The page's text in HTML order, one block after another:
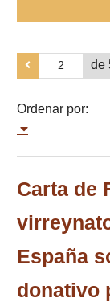
de
Ordenar por:
Carta de
España
donativo